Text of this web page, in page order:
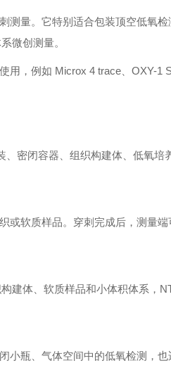
测量。它特别适合包装顶空低氧
微创测量。
用，例如 Microx 4 trace、OXY-1
、密闭容器、组织构建体、低氧培
或软质样品。穿刺完成后，测量
建体、软质样品和小体积体系，
小瓶、气体空间中的低氧检测，